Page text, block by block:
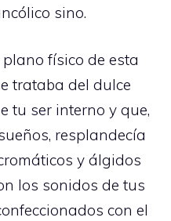
sino.
físico de esta
trataba del dulce
tu ser interno y que,
resplandecía
y álgidos
los sonidos de tus
con el